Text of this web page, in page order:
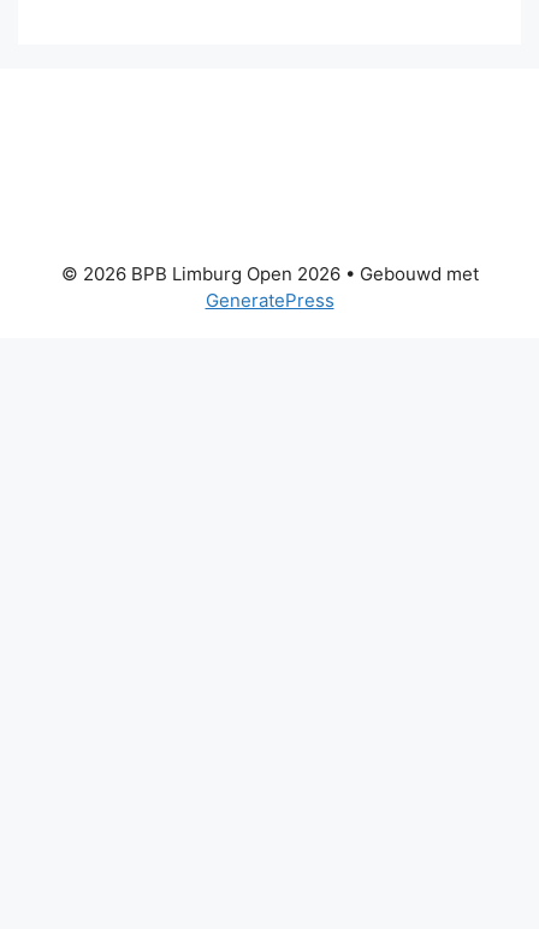
© 2026 BPB Limburg Open 2026• Gebouwd met
GeneratePress